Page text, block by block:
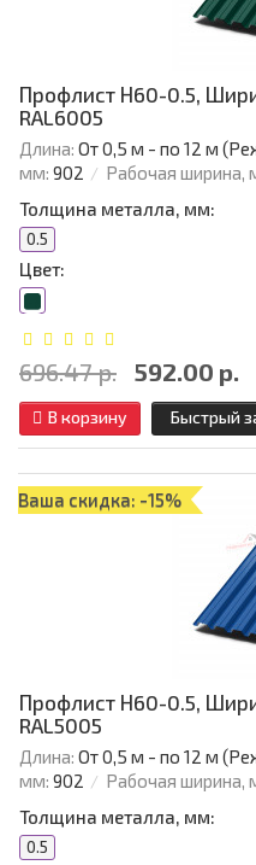
Профлист Н60-0.5,
RAL6005
Длина: От 0,5 м - по 12 м
мм: 902 Рабочая ширина,
Толщина металла, мм:
0.5
Цвет:
696.47 р. 592.00 р.
В корзину Быстрый
Ваша скидка: -15%
Профлист Н60-0.5,
RAL5005
Длина: От 0,5 м - по 12 м
мм: 902 Рабочая ширина,
Толщина металла, мм:
0.5